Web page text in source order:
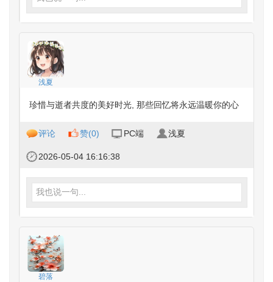
浅夏
珍惜与逝者共度的美好时光, 那些回忆将永远温暖你的心
评论 赞(0) PC端 浅夏
2026-05-04 16:16:38
我也说一句...
碧落